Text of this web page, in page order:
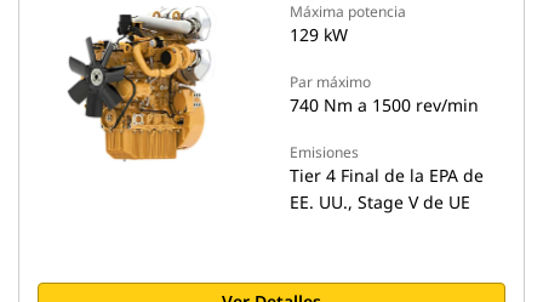
Máxima potencia
129 kW
Par máximo
740 Nm a 1500 rev/min
Emisiones
Tier 4 Final de la EPA de
EE. UU., Stage V de UE